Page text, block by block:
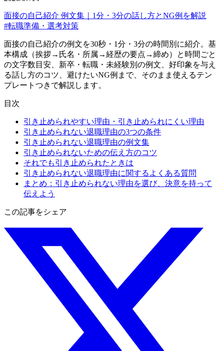
面接の自己紹介 例文集｜1分・3分の話し方とNG例を解説
#転職準備・選考対策
面接の自己紹介の例文を30秒・1分・3分の時間別に紹介。基
本構成（挨拶→氏名・所属→経歴の要点→締め）と時間ごと
の文字数目安、新卒・転職・未経験別の例文、好印象を与え
る話し方のコツ、避けたいNG例まで、そのまま使えるテン
プレートつきで解説します。
目次
引き止められやすい理由・引き止められにくい理由
引き止められない退職理由の3つの条件
引き止められない退職理由の例文集
引き止められないための伝え方のコツ
それでも引き止められたときは
引き止められない退職理由に関するよくある質問
まとめ：引き止められない理由を選び、決意を持って
伝えよう
この記事をシェア